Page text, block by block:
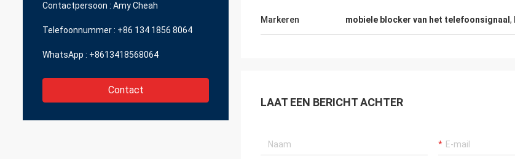
Contactpersoon : Amy Cheah
Telefoonnummer : +86 134 1856 8064
WhatsApp : +8613418568064
Contact
Markeren mobiele blocker van het telefoonsignaal ,
LAAT EEN BERICHT ACHTER